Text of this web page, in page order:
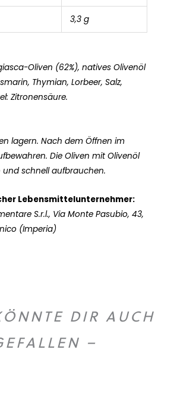
3,3 g
Oliven (62%), natives Olivenöl
Thymian, Lorbeer, Salz,
Zitronensäure.
lagern. Nach dem Öffnen im
Die Oliven mit Olivenöl
und schnell aufbrauchen.
Lebensmittelunternehmer:
S.r.l., Via Monte Pasubio, 43,
(Imperia)
DIR AUCH
–